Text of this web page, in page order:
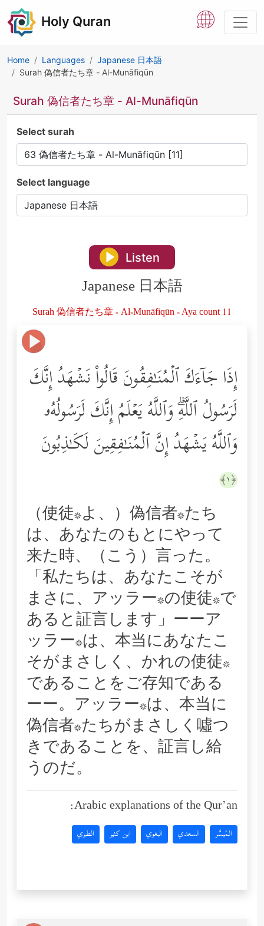
Holy Quran
Home Languages
Japanese 日本語
Surah 偽信者たち章 - Al-Munāfiqūn
Surah 偽信者たち章 - Al-Munāfiqūn
Select surah
Select language
Listen
Japanese 日本語
Surah 偽信者たち章 - Al-Munāfiqūn - Aya count 11
إِذَا جَاۤءَكَ ٱلۡمُنَـٰفِقُونَ قَالُواْ نَشۡهَدُ إِنَّكَ
لَرَسُولُ ٱللَّهِۗ وَٱللَّهُ یَعۡلَمُ إِنَّكَ لَرَسُولُهُۥ
وَٱللَّهُ یَشۡهَدُ إِنَّ ٱلۡمُنَـٰفِقِینَ لَكَـٰذِبُونَ
﴿١﴾
（使徒*よ、）偽信者*たち
は、あなたのもとにやって
来た時、（こう）言った。
「私たちは、あなたこそが
まさに、アッラー*の使徒*で
あると証言します」ーーア
ッラー*は、本当にあなたこ
そがまさしく、かれの使徒*
であることをご存知である
ーー。アッラー*は、本当に
偽信者*たちがまさしく噓つ
きであることを、証言し給
うのだ。
Arabic explanations of the Qur’an:
المُيسَّر السعدي البغوي ابن كثير الطبري